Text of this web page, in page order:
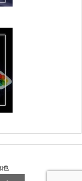
也